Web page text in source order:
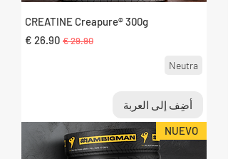
CREATINE Creapure® 300g
سعر عاديسعر البيع
Neutra
أضِف إلى العربة
NUEVO